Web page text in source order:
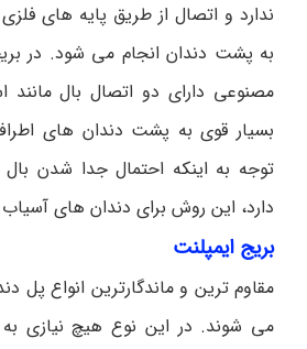
ندارد و اتصال از طریق پایه های
به پشت دندان انجام می شود. در
مصنوعی دارای دو اتصال بال
بسیار قوی به پشت دندان های
توجه به اینکه احتمال جدا شدن
دارد، این روش برای دندان های
بریج ایمپلنت
مقاوم ترین و ماندگارترین انواع پل
می شوند. در این نوع هیچ نیازی